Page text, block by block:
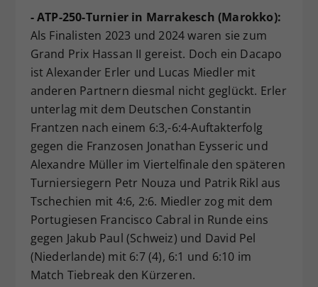
- ATP-250-Turnier in Marrakesch (Marokko):
Als Finalisten 2023 und 2024 waren sie zum
Grand Prix Hassan II gereist. Doch ein Dacapo
ist Alexander Erler und Lucas Miedler mit
anderen Partnern diesmal nicht geglückt. Erler
unterlag mit dem Deutschen Constantin
Frantzen nach einem 6:3,-6:4-Auftakterfolg
gegen die Franzosen Jonathan Eysseric und
Alexandre Müller im Viertelfinale den späteren
Turniersiegern Petr Nouza und Patrik Rikl aus
Tschechien mit 4:6, 2:6. Miedler zog mit dem
Portugiesen Francisco Cabral in Runde eins
gegen Jakub Paul (Schweiz) und David Pel
(Niederlande) mit 6:7 (4), 6:1 und 6:10 im
Match Tiebreak den Kürzeren.